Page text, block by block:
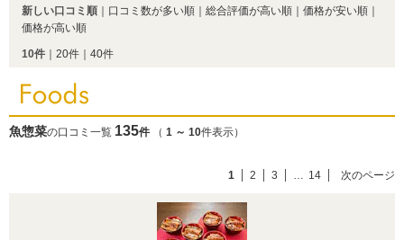
新しい口コミ順 口コミ数が多い順 総合評価が高い順 価格が安い順
価格が高い順
10件 20件 40件
魚惣菜の口コミ一覧 135件 （ 1 ～ 10件表示）
1 2 3 … 14 次のページ